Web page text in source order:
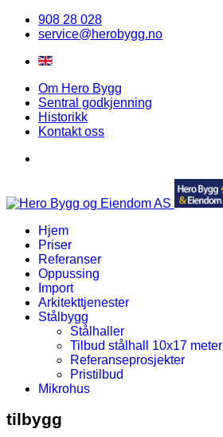
908 28 028
service@herobygg.no
Om Hero Bygg
Sentral godkjenning
Historikk
Kontakt oss
Hjem
Priser
Referanser
Oppussing
Import
Arkitekttjenester
Stålbygg
Stålhaller
Tilbud stålhall 10x17 meter
Referanseprosjekter
Pristilbud
Mikrohus
tilbygg